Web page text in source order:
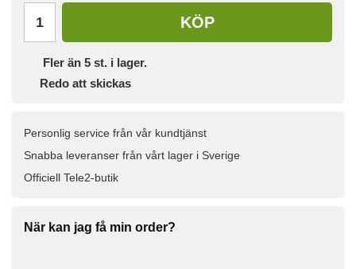
KÖP
Fler än 5 st. i lager.
Redo att skickas
Personlig service från vår kundtjänst
Snabba leveranser från vårt lager i Sverige
Officiell Tele2-butik
När kan jag få min order?